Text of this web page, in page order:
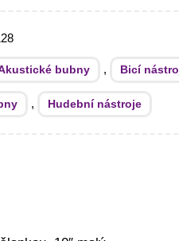
bubny , Bicí
, Hudební nástroje